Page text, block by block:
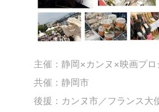
主催：静岡×カンヌ×映画プ
共催：静岡市
後援：カンヌ市／フランス大